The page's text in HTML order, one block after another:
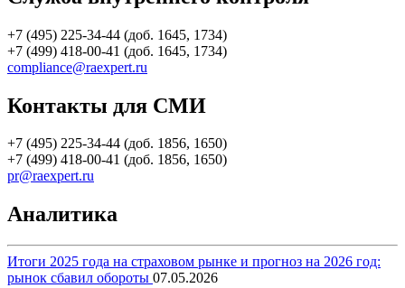
+7 (495) 225-34-44 (доб. 1645, 1734)
+7 (499) 418-00-41 (доб. 1645, 1734)
compliance@raexpert.ru
Контакты для СМИ
+7 (495) 225-34-44 (доб. 1856, 1650)
+7 (499) 418-00-41 (доб. 1856, 1650)
pr@raexpert.ru
Аналитика
Итоги 2025 года на страховом рынке и прогноз на 2026 год:
рынок сбавил обороты 07.05.2026